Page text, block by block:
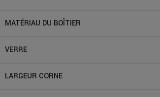
MATÉRIAU DU BOÎTIER
VERRE
LARGEUR CORNE